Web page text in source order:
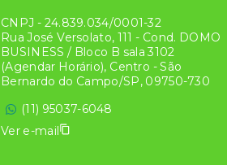
CNPJ - 24.839.034/0001-32
Rua José Versolato, 111 - Cond. DOMO
BUSINESS / Bloco B sala 3102
(Agendar Horário), Centro - São
Bernardo do Campo/SP, 09750-730
(11) 95037-6048
Ver e-mail